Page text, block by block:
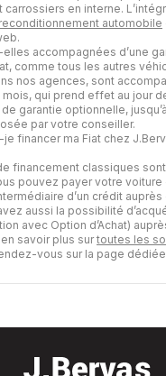
carrossiers en interne.
reconditionnement automobile
accompagnées d’une
comme tous les autres
nos agences, sont
qui prend effet au jour
garantie optionnelle,
par votre conseiller.
financer ma Fiat chez
financement classiques
pouvez payer votre voiture
d’un crédit
aussi la possibilité
avec Option d’Achat)
savoir plus surtoutes les
vous sur la page